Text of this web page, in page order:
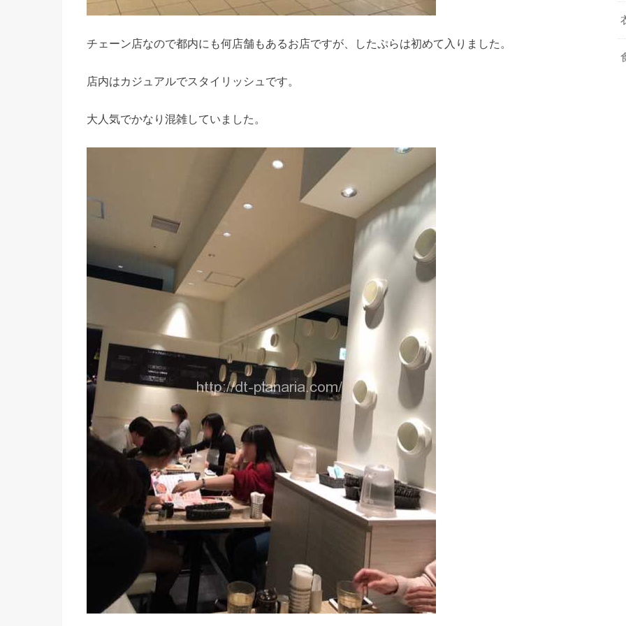
チェーン店なので都内にも何店舗もあるお店ですが、したぷらは初めて入りました。
店内はカジュアルでスタイリッシュです。
大人気でかなり混雑していました。